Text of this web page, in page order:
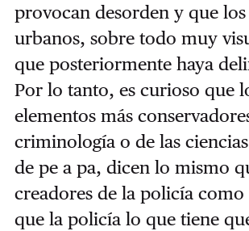
provocan desorden y que
urbanos, sobre todo muy
que posteriormente haya
Por lo tanto, es curioso que
elementos más
criminología o de las
de pe a pa, dicen lo mismo
creadores de la policía como
que la policía lo que tiene